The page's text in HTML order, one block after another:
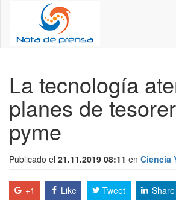
La tecnología
planes de
pyme
Publicado el 21.11.2019 08:11 en Ciencia
+1 Like Tweet Share